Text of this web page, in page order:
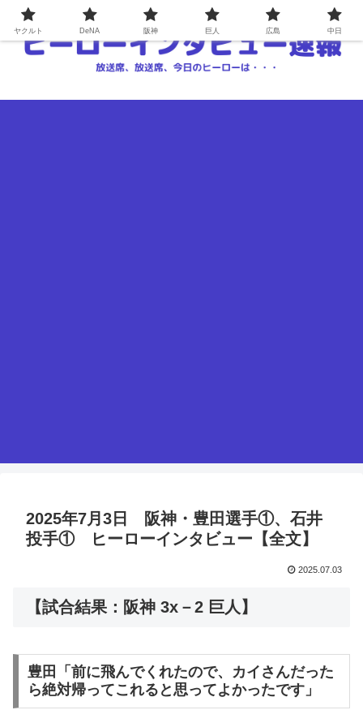
2025年7月3日 阪神・豊田選手①、石井
投手① ヒーローインタビュー【全文】
2025.07.03
【試合結果：阪神 3x－2 巨人】
豊田「前に飛んでくれたので、カイさんだった
ら絶対帰ってこれると思ってよかったです」
ヤクルト DeNA 阪神 巨人 広島 中日